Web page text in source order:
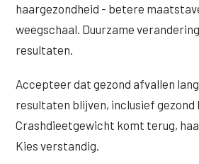
haargezondheid - betere
weegschaal. Duurzame
resultaten.
Accepteer dat gezond afvallen
resultaten blijven, inclusief gezond
Crashdieetgewicht komt terug,
Kies verstandig.